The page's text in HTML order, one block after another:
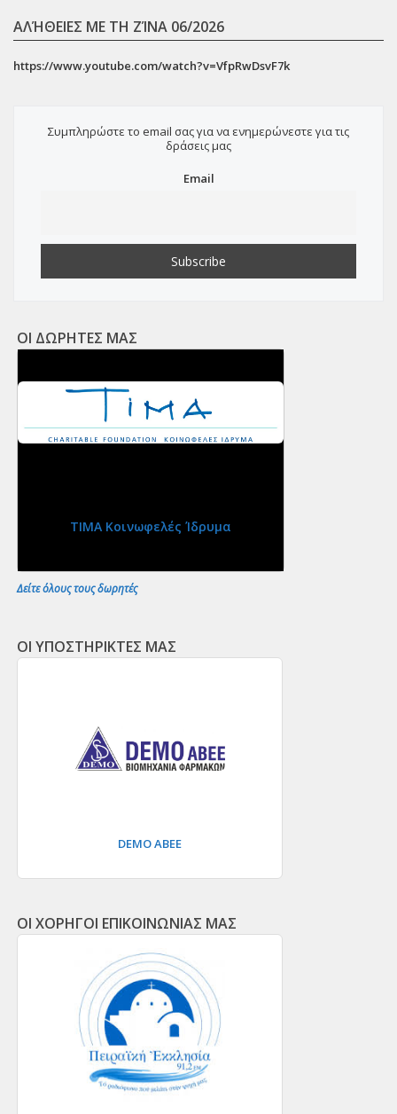
ΑΛΉΘΕΙΕΣ ΜΕ ΤΗ ΖΊΝΑ 06/2026
https://www.youtube.com/watch?v=VfpRwDsvF7k
Συμπληρώστε το email σας για να ενημερώνεστε για τις
δράσεις μας
Email
ΟΙ ΔΩΡΗΤΕΣ ΜΑΣ
ΤΙΜΑ Κοινωφελές Ίδρυμα
Δείτε όλους τους δωρητές
ΟΙ ΥΠΟΣΤΗΡΙΚΤΕΣ ΜΑΣ
DEMO ΑΒΕΕ
ΟΙ ΧΟΡΗΓΟΙ ΕΠΙΚΟΙΝΩΝΙΑΣ ΜΑΣ